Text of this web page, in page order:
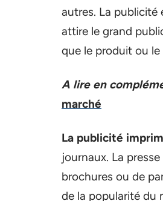
autres. La publicité
attire le grand
que le produit ou
A lire en
marché
La publicité
journaux. La
brochures ou de
de la popularité du